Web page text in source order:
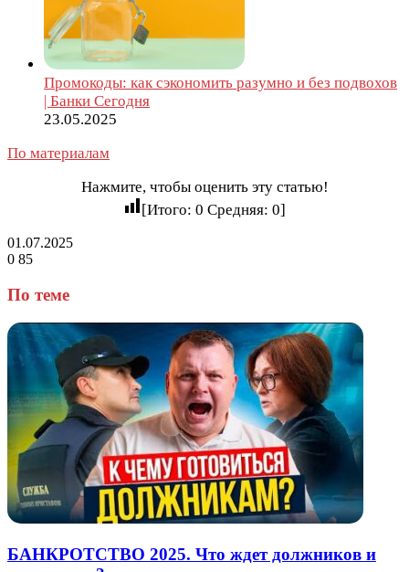
Промокоды: как сэкономить разумно и без подвохов
| Банки Сегодня
23.05.2025
По материалам
Нажмите, чтобы оценить эту статью!
[Итого: 0 Средняя: 0]
01.07.2025
0 85
через
почту
По теме
БАНКРОТСТВО 2025. Что ждет должников и